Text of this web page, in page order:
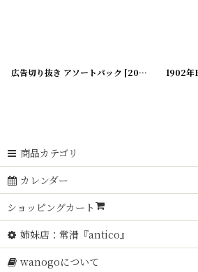
広告切り抜き アソートパック [20200325-4 ]
商品カテゴリ
カレンダー
ショッピングカート
姉妹店：常滑『antico』
wanogoについて